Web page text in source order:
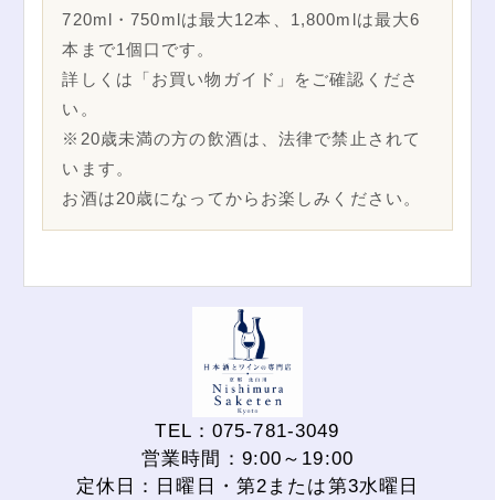
720ml・750mlは最大12本、1,800mlは最大6
本まで1個口です。
詳しくは「お買い物ガイド」をご確認くださ
い。
※20歳未満の方の飲酒は、法律で禁止されて
います。
お酒は20歳になってからお楽しみください。
TEL：075-781-3049
営業時間：9:00～19:00
定休日：日曜日・第2または第3水曜日